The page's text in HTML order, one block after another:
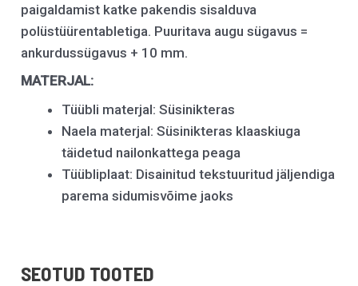
paigaldamist katke pakendis sisalduva
polüstüürentabletiga. Puuritava augu sügavus =
ankurdussügavus + 10 mm.
MATERJAL:
Tüübli materjal: Süsinikteras
Naela materjal: Süsinikteras klaaskiuga
täidetud nailonkattega peaga
Tüübliplaat: Disainitud tekstuuritud jäljendiga
parema sidumisvõime jaoks
SEOTUD TOOTED